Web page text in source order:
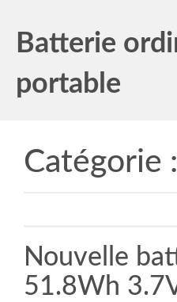
Batterie
portable
Catégorie :
Nouvelle
51.8Wh